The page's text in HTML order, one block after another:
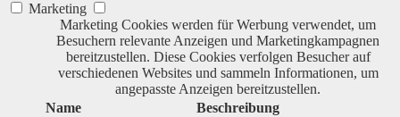
Marketing
Marketing Cookies werden für Werbung verwendet, um
Besuchern relevante Anzeigen und Marketingkampagnen
bereitzustellen. Diese Cookies verfolgen Besucher auf
verschiedenen Websites und sammeln Informationen, um
angepasste Anzeigen bereitzustellen.
Name
Beschreibung